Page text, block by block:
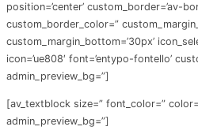
position=’center’ custom_border=’av-
custom_border_color=”
custom_margin_bottom=’30px’
icon=’ue808′ font=’entypo-fontello’
admin_preview_bg=”]
[av_textblock size=” font_color=”
admin_preview_bg=”]